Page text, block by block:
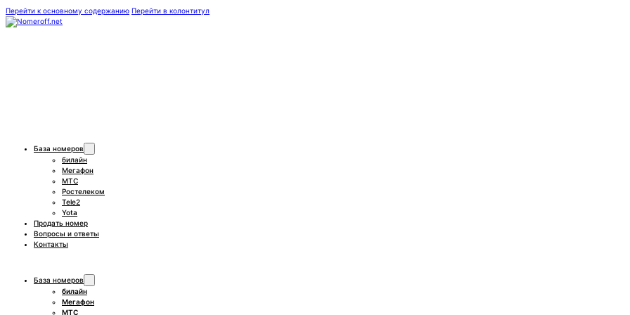
Перейти к основному содержанию Перейти в колонтитул
База номеров
билайн
Мегафон
МТС
Ростелеком
Tele2
Yota
Продать номер
Вопросы и ответы
Контакты
База номеров
билайн
Мегафон
МТС